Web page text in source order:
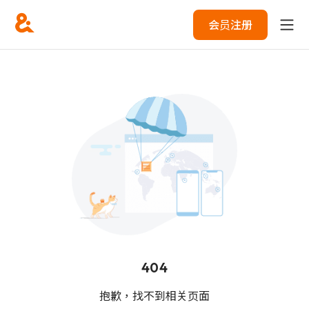
会员注册
404
抱歉，找不到相关页面